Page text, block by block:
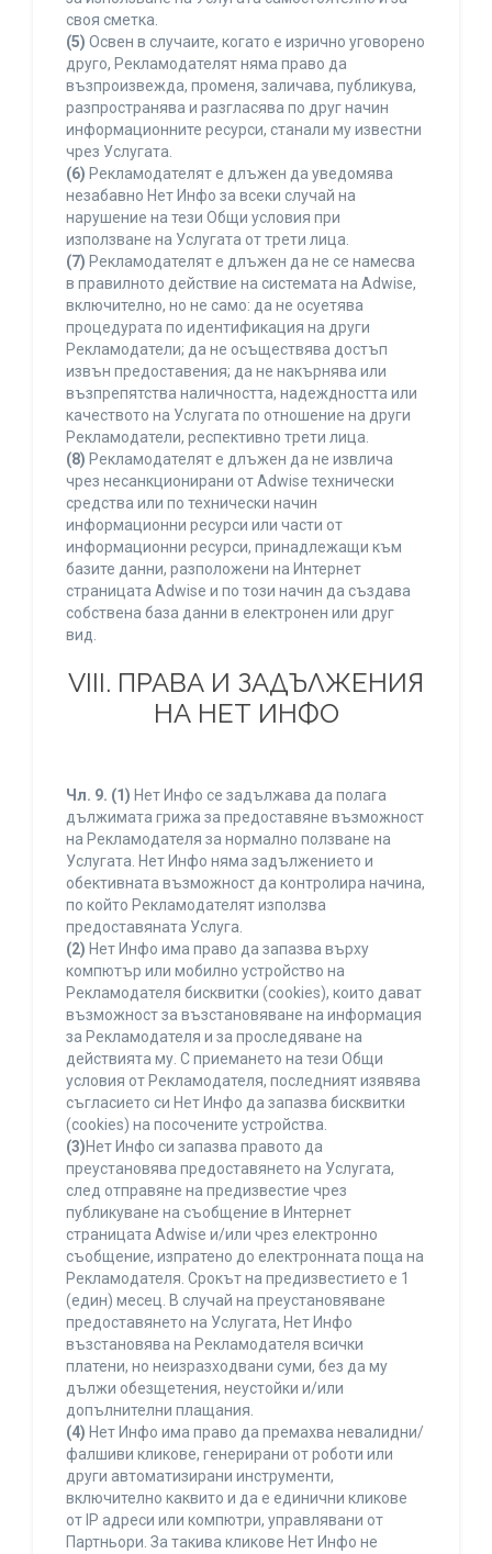
своя сметка.
(5) Освен в случаите, когато е изрично уговорено
друго, Рекламодателят няма право да
възпроизвежда, променя, заличава, публикува,
разпространява и разгласява по друг начин
информационните ресурси, станали му известни
чрез Услугата.
(6) Рекламодателят е длъжен да уведомява
незабавно Нет Инфо за всеки случай на
нарушение на тези Общи условия при
използване на Услугата от трети лица.
(7) Рекламодателят е длъжен да не се намесва
в правилното действие на системата на Adwise,
включително, но не само: да не осуетява
процедурата по идентификация на други
Рекламодатели; да не осъществява достъп
извън предоставения; да не накърнява или
възпрепятства наличността, надеждността или
качеството на Услугата по отношение на други
Рекламодатели, респективно трети лица.
(8) Рекламодателят е длъжен да не извлича
чрез несанкционирани от Adwise технически
средства или по технически начин
информационни ресурси или части от
информационни ресурси, принадлежащи към
базите данни, разположени на Интернет
страницата Adwise и по този начин да създава
собствена база данни в електронен или друг
вид.
VIII. ПРАВА И ЗАДЪЛЖЕНИЯ
НА НЕТ ИНФО
Чл. 9. (1) Нет Инфо се задължава да полага
дължимата грижа за предоставяне възможност
на Рекламодателя за нормално ползване на
Услугата. Нет Инфо няма задължението и
обективната възможност да контролира начина,
по който Рекламодателят използва
предоставяната Услуга.
(2) Нет Инфо има право да запазва върху
компютър или мобилно устройство на
Рекламодателя бисквитки (cookies), които дават
възможност за възстановяване на информация
за Рекламодателя и за проследяване на
действията му. С приемането на тези Общи
условия от Рекламодателя, последният изявява
съгласието си Нет Инфо да запазва бисквитки
(cookies) на посочените устройства.
(3)Нет Инфо си запазва правото да
преустановява предоставянето на Услугата,
след отправяне на предизвестие чрез
публикуване на съобщение в Интернет
страницата Adwise и/или чрез електронно
съобщение, изпратено до електронната поща на
Рекламодателя. Срокът на предизвестието е 1
(един) месец. В случай на преустановяване
предоставянето на Услугата, Нет Инфо
възстановява на Рекламодателя всички
платени, но неизразходвани суми, без да му
дължи обезщетения, неустойки и/или
допълнителни плащания.
(4) Нет Инфо има право да премахва невалидни/
фалшиви кликове, генерирани от роботи или
други автоматизирани инструменти,
включително каквито и да е единични кликове
от IP адреси или компютри, управлявани от
Партньори. За такива кликове Нет Инфо не